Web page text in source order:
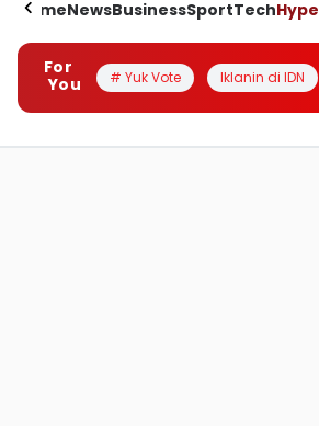
HomeNewsBusinessSportTechHype
For
You
# Yuk Vote Iklanin di IDN